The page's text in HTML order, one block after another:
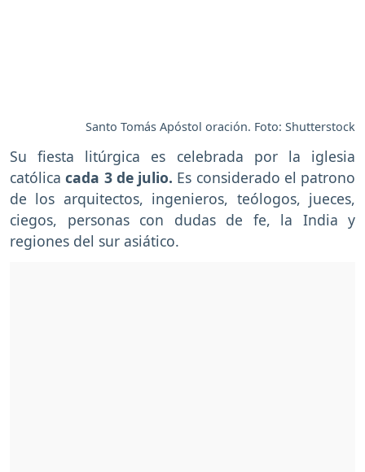
Santo Tomás Apóstol oración. Foto: Shutterstock
Su fiesta litúrgica es celebrada por la iglesia
católica cada 3 de julio. Es considerado el patrono
de los arquitectos, ingenieros, teólogos, jueces,
ciegos, personas con dudas de fe, la India y
regiones del sur asiático.